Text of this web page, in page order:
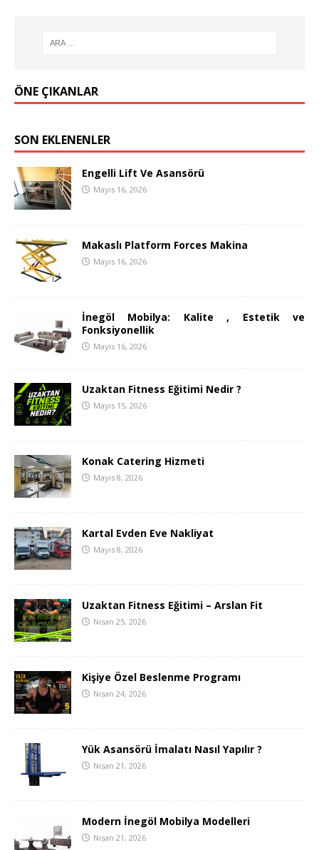
ÖNE ÇIKANLAR
SON EKLENENLER
Engelli Lift Ve Asansörü
Mayıs 16, 2026
Makaslı Platform Forces Makina
Mayıs 16, 2026
İnegöl Mobilya: Kalite , Estetik ve
Fonksiyonellik
Mayıs 16, 2026
Uzaktan Fitness Eğitimi Nedir ?
Mayıs 15, 2026
Konak Catering Hizmeti
Mayıs 8, 2026
Kartal Evden Eve Nakliyat
Mayıs 8, 2026
Uzaktan Fitness Eğitimi – Arslan Fit
Nisan 25, 2026
Kişiye Özel Beslenme Programı
Nisan 24, 2026
Yük Asansörü İmalatı Nasıl Yapılır ?
Nisan 21, 2026
Modern İnegöl Mobilya Modelleri
Nisan 21, 2026